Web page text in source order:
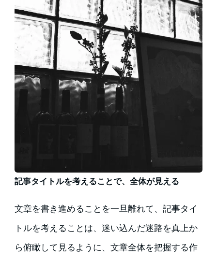
記事タイトルを考えることで、全体が見える
文章を書き進めることを一旦離れて、記事タイ
トルを考えることは、迷い込んだ迷路を真上か
ら俯瞰して見るように、文章全体を把握する作